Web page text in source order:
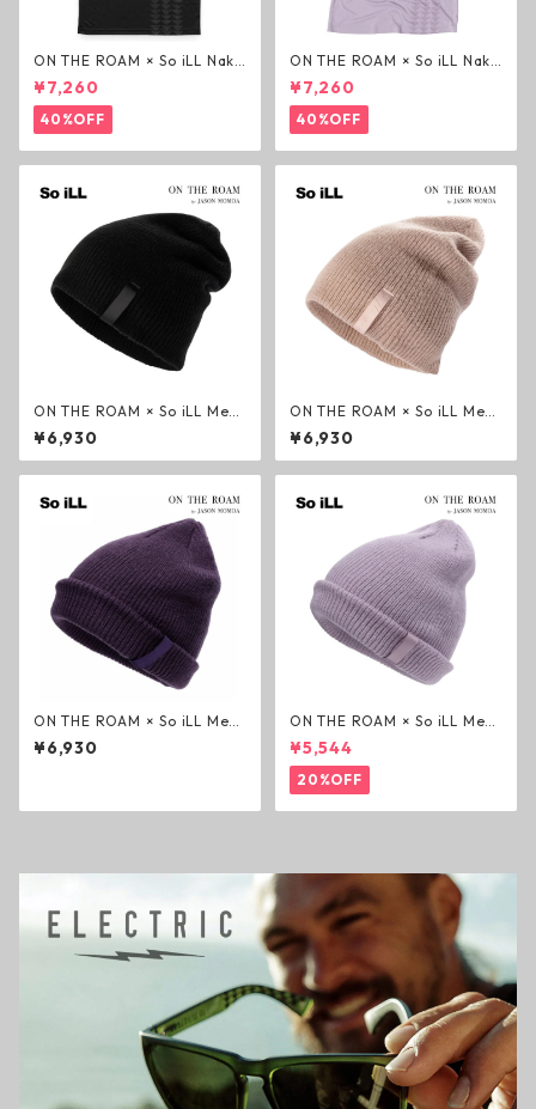
ON THE ROAM × So iLL Nako
a Tee Tシャツ ウルフブラック
オンザローム ジェイソンモモ
ア OTR ビンテージ加工
¥7,260
40%OFF
ON THE ROAM × So iLL Nako
a Tee Tシャツ ヤヤラベンダー
オンザローム ジェイソンモモ
ア OTR ビンテージ加工
¥7,260
40%OFF
ON THE ROAM × So iLL Men
ehune Beanie ビーニー ウル
フブラック オンザローム ジェ
イソンモモア OTR ニット帽
¥6,930
ON THE ROAM × So iLL Men
ehune Beanie ビーニー ダー
ティーピンク オンザローム ジ
ェイソンモモア OTR ニット帽
¥6,930
ON THE ROAM × So iLL Men
ehune Beanie ビーニー ユニ
ティパープル オンザローム ジ
¥6,930
ON THE ROAM × So iLL Men
ehune Beanie ビーニー ヤヤ
ラベンダー オンザローム ジェ
イソンモモア OTR ニット帽
帽子
¥5,544
20%OFF